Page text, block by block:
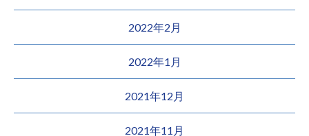
2022年2月
2022年1月
2021年12月
2021年11月